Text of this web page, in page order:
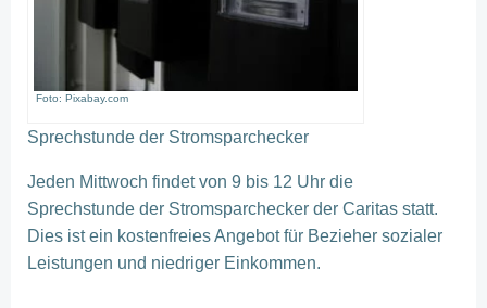
Foto: Pixabay.com
Sprechstunde der Stromsparchecker
Jeden Mittwoch findet von 9 bis 12 Uhr die
Sprechstunde der Stromsparchecker der Caritas statt.
Dies ist ein kostenfreies Angebot für Bezieher sozialer
Leistungen und niedriger Einkommen.